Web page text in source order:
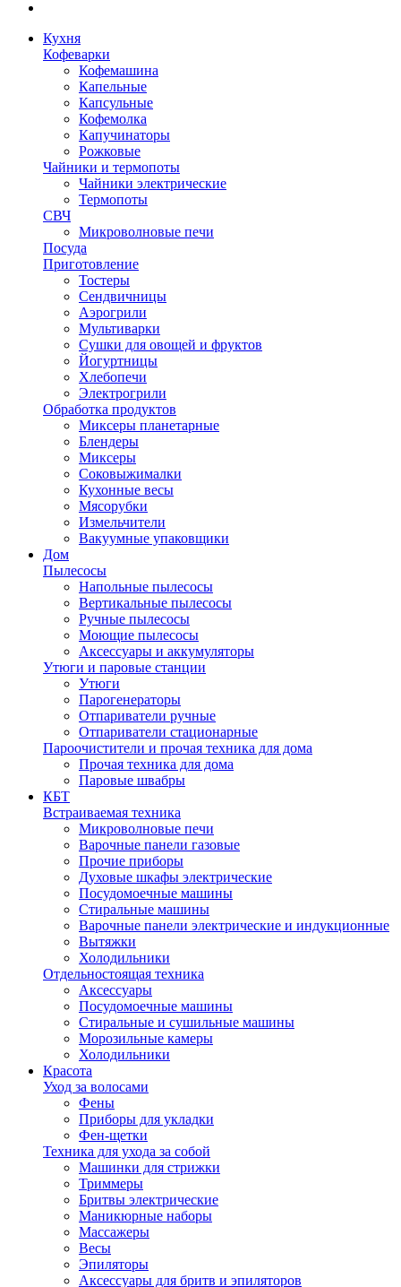
Кухня
Кофеварки
Кофемашина
Капельные
Капсульные
Кофемолка
Капучинаторы
Рожковые
Чайники и термопоты
Чайники электрические
Термопоты
СВЧ
Микроволновые печи
Посуда
Приготовление
Тостеры
Сендвичницы
Аэрогрили
Мультиварки
Сушки для овощей и фруктов
Йогуртницы
Хлебопечи
Электрогрили
Обработка продуктов
Миксеры планетарные
Блендеры
Миксеры
Соковыжималки
Кухонные весы
Мясорубки
Измельчители
Вакуумные упаковщики
Дом
Пылесосы
Напольные пылесосы
Вертикальные пылесосы
Ручные пылесосы
Моющие пылесосы
Аксессуары и аккумуляторы
Утюги и паровые станции
Утюги
Парогенераторы
Отпариватели ручные
Отпариватели стационарные
Пароочистители и прочая техника для дома
Прочая техника для дома
Паровые швабры
КБТ
Встраиваемая техника
Микроволновые печи
Варочные панели газовые
Прочие приборы
Духовые шкафы электрические
Посудомоечные машины
Стиральные машины
Варочные панели электрические и индукционные
Вытяжки
Холодильники
Отдельностоящая техника
Аксессуары
Посудомоечные машины
Стиральные и сушильные машины
Морозильные камеры
Холодильники
Красота
Уход за волосами
Фены
Приборы для укладки
Фен-щетки
Техника для ухода за собой
Машинки для стрижки
Триммеры
Бритвы электрические
Маникюрные наборы
Массажеры
Весы
Эпиляторы
Аксессуары для бритв и эпиляторов